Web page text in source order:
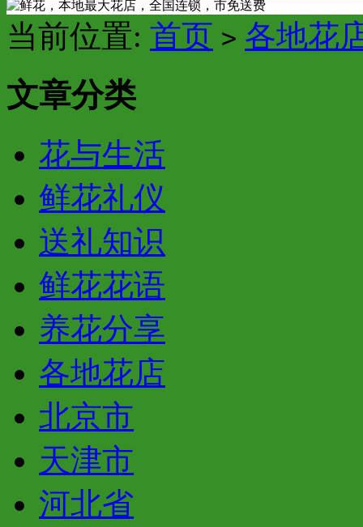
当前位置: 首页 > 各地花
文章分类
花与生活
鲜花礼仪
送礼知识
鲜花花语
养花分享
各地花店
北京市
天津市
河北省